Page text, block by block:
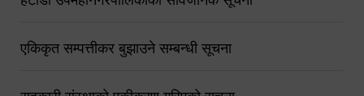
एकिकृत सम्पत्तीकर बुझाउने सम्बन्धी सूचना